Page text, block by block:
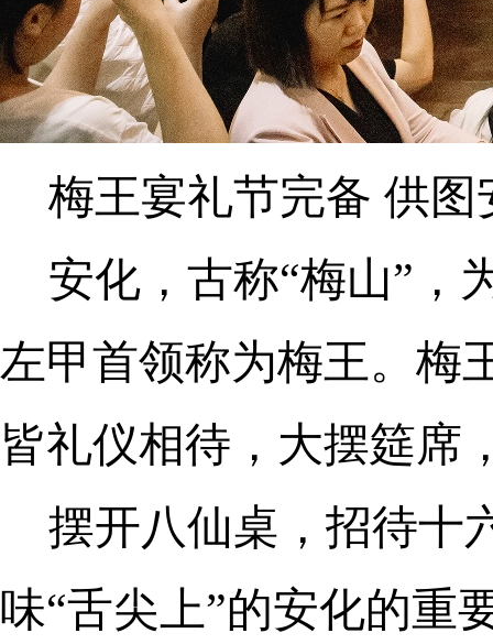
梅王宴礼节完备 供
安化，古称“梅山”，
左甲首领称为梅王。梅
皆礼仪相待，大摆筵席
摆开八仙桌，招待十
味“舌尖上”的安化的重